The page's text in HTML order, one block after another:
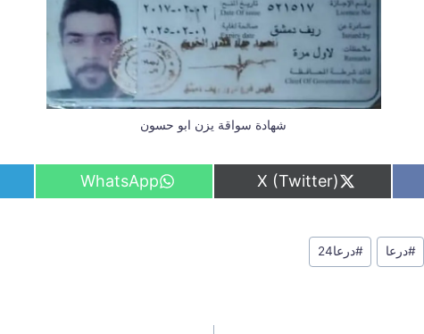
شهادة سواقة يزن ابو حسون
S
h
e
o
X (Twitter)
S
h
WhatsApp
#درعا #درعا24